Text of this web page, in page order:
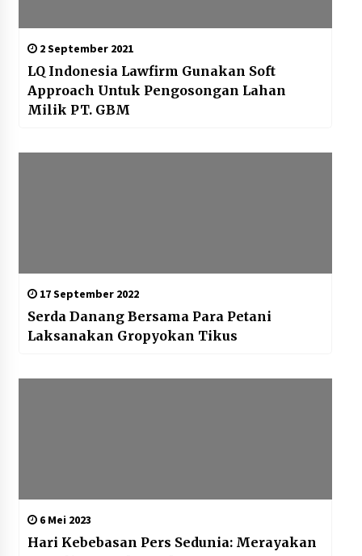
2 September 2021
LQ Indonesia Lawfirm Gunakan Soft
Approach Untuk Pengosongan Lahan
Milik PT. GBM
17 September 2022
Serda Danang Bersama Para Petani
Laksanakan Gropyokan Tikus
6 Mei 2023
Hari Kebebasan Pers Sedunia: Merayakan